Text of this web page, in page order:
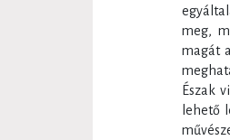
meg,
magát
Észak
lehető